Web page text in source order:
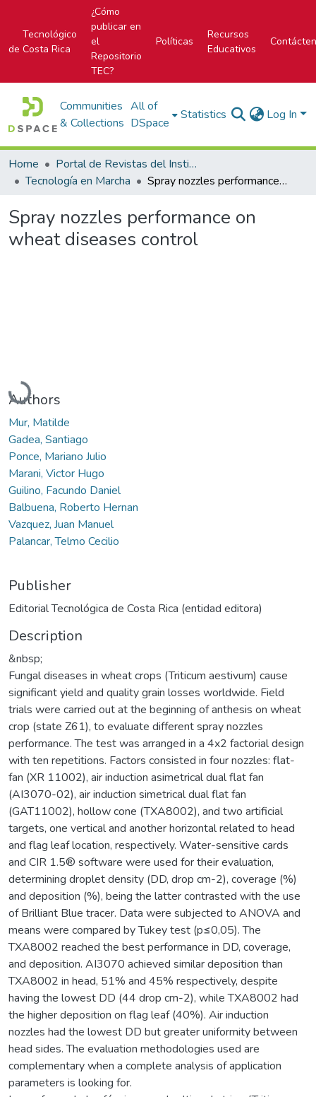
Tecnológico
de Costa Rica
¿Cómo
publicar en
el
Repositorio
TEC?
Políticas
Recursos
Educativos
Communities
& Collections
All of
DSpace
Statistics Log In
Home
Portal de Revistas del Instituto Tecnológico de Costa Rica
Tecnología en Marcha
Spray nozzles performance on wheat diseases control
Spray nozzles performance on
wheat diseases control
Loading...
Authors
Mur, Matilde
Gadea, Santiago
Ponce, Mariano Julio
Marani, Victor Hugo
Guilino, Facundo Daniel
Balbuena, Roberto Hernan
Vazquez, Juan Manuel
Palancar, Telmo Cecilio
Publisher
Editorial Tecnológica de Costa Rica (entidad editora)
Description
&nbsp;
Fungal diseases in wheat crops (Triticum aestivum) cause
significant yield and quality grain losses worldwide. Field
trials were carried out at the beginning of anthesis on wheat
crop (state Z61), to evaluate different spray nozzles
performance. The test was arranged in a 4x2 factorial design
with ten repetitions. Factors consisted in four nozzles: flat-
fan (XR 11002), air induction asimetrical dual flat fan
(AI3070-02), air induction simetrical dual flat fan
(GAT11002), hollow cone (TXA8002), and two artificial
targets, one vertical and another horizontal related to head
and flag leaf location, respectively. Water-sensitive cards
and CIR 1.5® software were used for their evaluation,
determining droplet density (DD, drop cm-2), coverage (%)
and deposition (%), being the latter contrasted with the use
of Brilliant Blue tracer. Data were subjected to ANOVA and
means were compared by Tukey test (p≤0,05). The
TXA8002 reached the best performance in DD, coverage,
and deposition. AI3070 achieved similar deposition than
TXA8002 in head, 51% and 45% respectively, despite
having the lowest DD (44 drop cm-2), while TXA8002 had
the higher deposition on flag leaf (40%). Air induction
nozzles had the lowest DD but greater uniformity between
head sides. The evaluation methodologies used are
complementary when a complete analysis of application
parameters is looking for.